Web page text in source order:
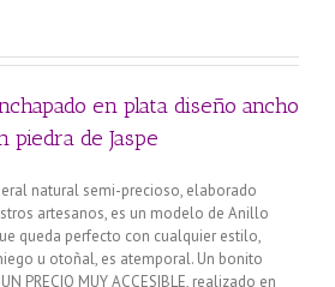
en plata diseño ancho
piedra de Jaspe
natural semi-precioso, elaborado
artesanos, es un modelo de Anillo
queda perfecto con cualquier estilo,
u otoñal, es atemporal. Un bonito
PRECIO MUY ACCESIBLE, realizado en